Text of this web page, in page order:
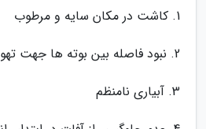
1. کاشت در مکان سایه و مرطوب
2. نبود فاصله بین بوته ها جهت تهویه گیاه
3. آبیاری نامنظم